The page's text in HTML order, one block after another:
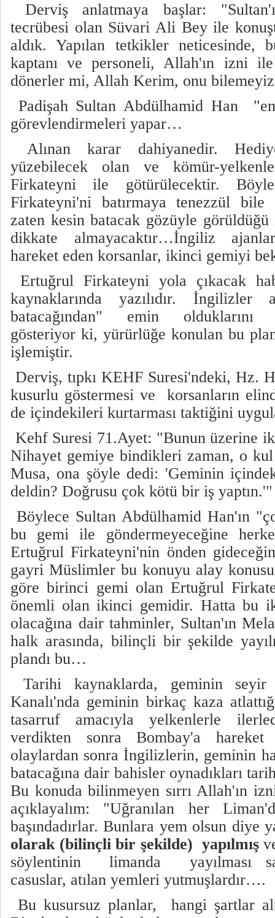
Derviş anlatmaya başlar:
tecrübesi olan Süvari Ali Bey ile
aldık. Yapılan tetkikler neticesinde,
kaptanı ve personeli, Allah'ın izni
dönerler mi, Allah Kerim, onu
Padişah Sultan Abdülhamid Han
görevlendirmeleri yapar…
Alınan karar dahiyanedir.
yüzebilecek olan ve kömür-
Firkateyni ile götürülecektir.
Firkateyni'ni batırmaya tenezzül bile
zaten kesin batacak gözüyle
dikkate almayacaktır…İngiliz
hareket eden korsanlar, ikinci gemiyi
Ertuğrul Firkateyni yola çıkacak
kaynaklarında yazılıdır.
batacağından" emin olduklarını
gösteriyor ki, yürürlüğe konulan bu
işlemiştir.
Derviş, tıpkı KEHF Suresi'ndeki, Hz.
kusurlu göstermesi ve korsanların
de içindekileri kurtarması taktiğini
Kehf Suresi 71.Ayet: "Bunun üzerine
Nihayet gemiye bindikleri zaman, o
Musa, ona şöyle dedi: 'Geminin
deldin? Doğrusu çok kötü bir iş yaptın.'"
Böylece Sultan Abdülhamid Han'ın
bu gemi ile göndermeyeceğine
Ertuğrul Firkateyni'nin önden
gayri Müslimler bu konuyu alay konusu
göre birinci gemi olan Ertuğrul
önemli olan ikinci gemidir. Hatta bu
olacağına dair tahminler, Sultan'ın
halk arasında, bilinçli bir şekilde
plandı bu…
Tarihi kaynaklarda, geminin seyir
Kanalı'nda geminin birkaç kaza
tasarruf amacıyla yelkenlerle
verdikten sonra Bombay'a hareket
olaylardan sonra İngilizlerin, geminin
batacağına dair bahisler oynadıkları
Bu konuda bilinmeyen sırrı Allah'ın
açıklayalım: "Uğranılan her
başındadırlar. Bunlara yem olsun diye
olarak (bilinçli bir şekilde) yapılmış
söylentinin limanda yayılması
casuslar, atılan yemleri yutmuşlardır….
Bu kusursuz planlar, hangi şartlar